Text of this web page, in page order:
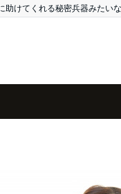
けてくれる秘密兵器みた